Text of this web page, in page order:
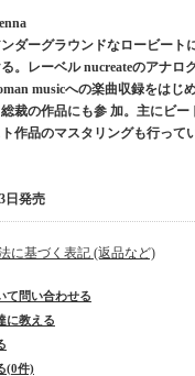
ダーグラウンドなロービート
。レーベル nucreateのアナ
musicへの楽曲収録をはじ
裁の作品にも参 加。主にビ
作品のマスタリングも行って
日発売
に基づく表記 (返品など)
て問い合わせる
に教える
(0件)